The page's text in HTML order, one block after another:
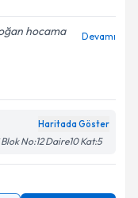
ilişkinAydınlatma
belirtilen
hocama
Devamı
Haritada Göster
No:12 Daire10 Kat:5